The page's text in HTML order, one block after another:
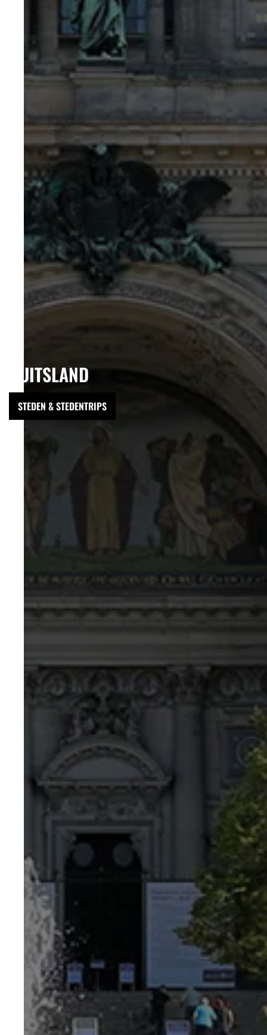
DUITSLAND
STEDEN & STEDENTRIPS